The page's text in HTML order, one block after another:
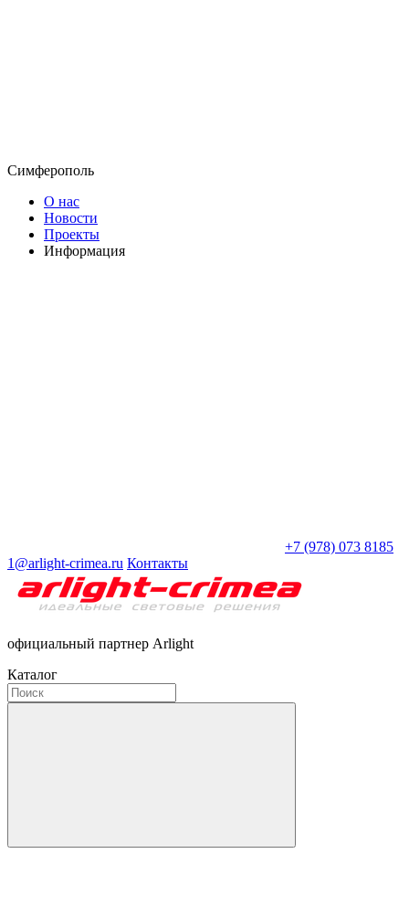
Симферополь
О нас
Новости
Проекты
Информация
+7 (978) 073 8185
1@arlight-crimea.ru Контакты
официальный партнер Arlight
Каталог